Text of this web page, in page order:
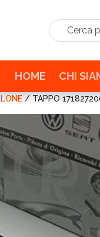
Cerca
HOME CHI
/ TAPPO